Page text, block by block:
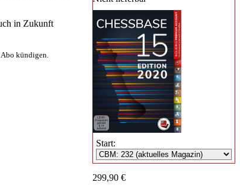
Start:
299,90 €
in Zukunft
kündigen.